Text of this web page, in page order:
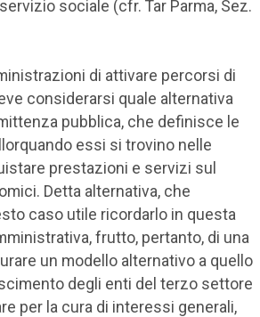
sociale (cfr. Tar Parma, Sez.
di attivare percorsi di
considerarsi quale alternativa
pubblica, che definisce le
essi si trovino nelle
prestazioni e servizi sul
Detta alternativa, che
caso utile ricordarlo in questa
frutto, pertanto, di una
un modello alternativo a quello
degli enti del terzo settore
per la cura di interessi generali,